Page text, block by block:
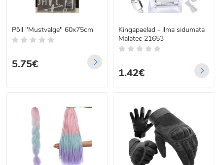
Põll "Mustvalge" 60x75cm
5.75€
Kingapaelad - ilma sidumata
Malatec 21653
1.42€